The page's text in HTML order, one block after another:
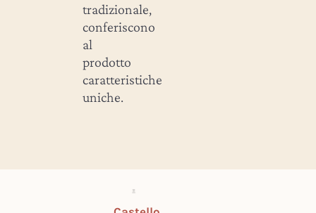
tradizionale,
conferiscono
al
prodotto
caratteristiche
uniche.